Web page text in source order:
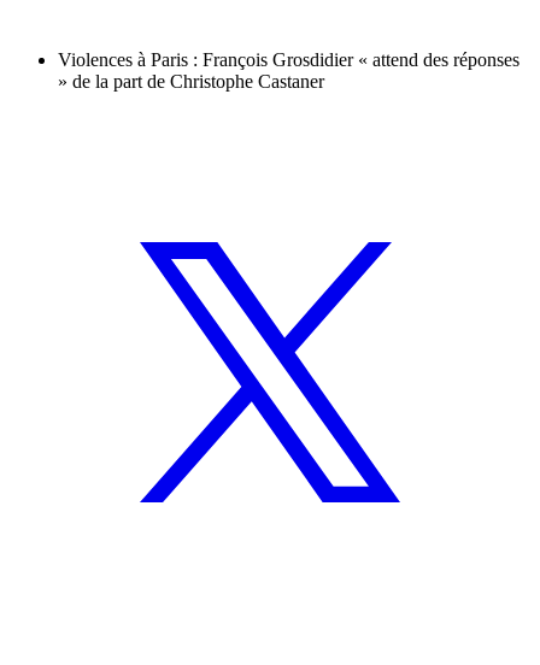
Violences à Paris : François Grosdidier « attend des réponses
» de la part de Christophe Castaner